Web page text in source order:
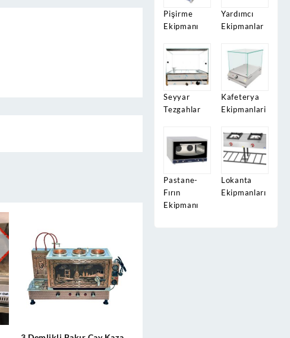
Pişirme
Ekipmanı
Yardımcı
Ekipmanlar
Seyyar
Tezgahlar
Kafeterya
Ekipmanlari
Pastane-
Fırın
Ekipmanı
Lokanta
Ekipmanları